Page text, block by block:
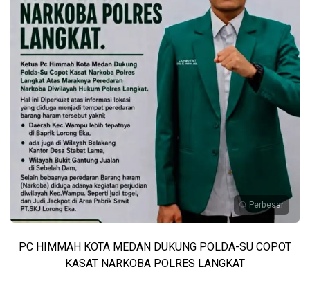
Perbesar
PC HIMMAH KOTA MEDAN DUKUNG POLDA-SU COPOT
KASAT NARKOBA POLRES LANGKAT